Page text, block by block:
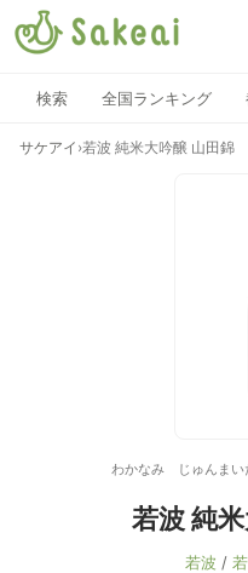
検索 全国ランキング
サケアイ ›若波 純米大吟醸 山田錦
わかなみ じゅんまい
若波 純
若波 /